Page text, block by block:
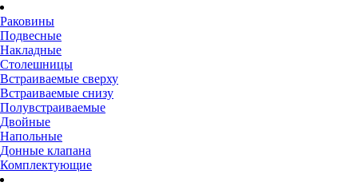
Раковины
Подвесные
Накладные
Столешницы
Встраиваемые сверху
Встраиваемые снизу
Полувстраиваемые
Двойные
Напольные
Донные клапана
Комплектующие